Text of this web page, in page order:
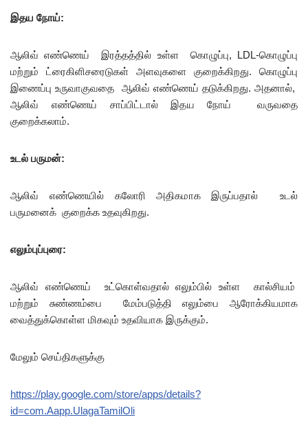
இதய நோய்:
ஆலிவ் எண்ணெய் இரத்தத்தில் உள்ள கொழுப்பு, LDL-கொழுப்பு
மற்றும் ட்ரைகிளிசரைடுகள் அளவுகளை குறைக்கிறது. கொழுப்பு
இணைப்பு உருவாகுவதை ஆலிவ் எண்ணெய் தடுக்கிறது. அதனால்,
ஆலிவ் எண்ணெய் சாப்பிட்டால் இதய நோய் வருவதை
குறைக்கலாம்.
உடல் பருமன்:
ஆலிவ் எண்ணெயில் கலோரி அதிகமாக இருப்பதால் உடல்
பருமனைக் குறைக்க உதவுகிறது.
எலும்புப்புரை:
ஆலிவ் எண்ணெய் உட்கொள்வதால் எலும்பில் உள்ள கால்சியம்
மற்றும் சுண்ணம்பை மேம்படுத்தி எலும்பை ஆரோக்கியமாக
வைத்துக்கொள்ள மிகவும் உதவியாக இருக்கும்.
மேலும் செய்திகளுக்கு
https://play.google.com/store/apps/details?
id=com.Aapp.UlagaTamilOli